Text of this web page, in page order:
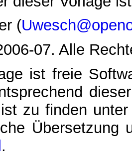
(
07. Alle
ist freie
zu finden
Übersetzung
.